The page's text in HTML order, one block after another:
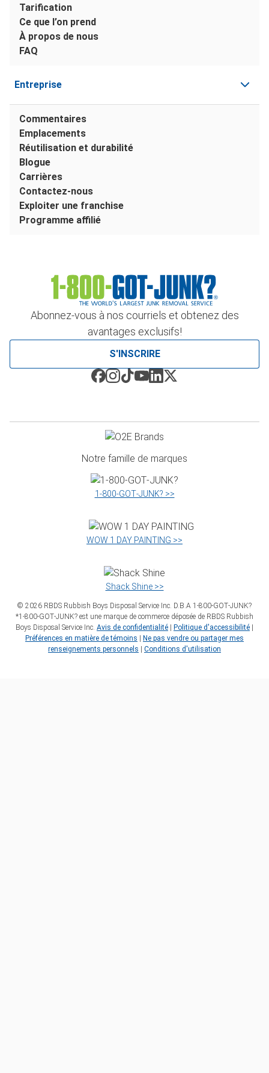
Abonnez-vous à nos courriels et obtenez des
avantages exclusifs!
S'INSCRIRE
Tarification
Ce que l’on prend
À propos de nous
FAQ
Entreprise
Commentaires
Emplacements
Réutilisation et durabilité
Blogue
Carrières
Contactez-nous
Exploiter une franchise
Programme affilié
Notre famille de marques
1‑800‑GOT‑JUNK? >>
WOW 1 DAY PAINTING >>
Shack Shine >>
© 2026 RBDS Rubbish Boys Disposal Service Inc. D.B.A 1‑800‑GOT‑JUNK?
*1‑800‑GOT‑JUNK? est une marque de commerce déposée de RBDS Rubbish
Boys Disposal Service Inc. Avis de confidentialité | Politique d'accessibilité |
Préférences en matière de témoins | Ne pas vendre ou partager mes
renseignements personnels | Conditions d'utilisation